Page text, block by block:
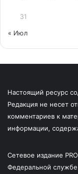
31
« Июл
Настоящий ресурс
Редакция не несет
комментариев к
информации,
Сетевое издание
Федеральной службе